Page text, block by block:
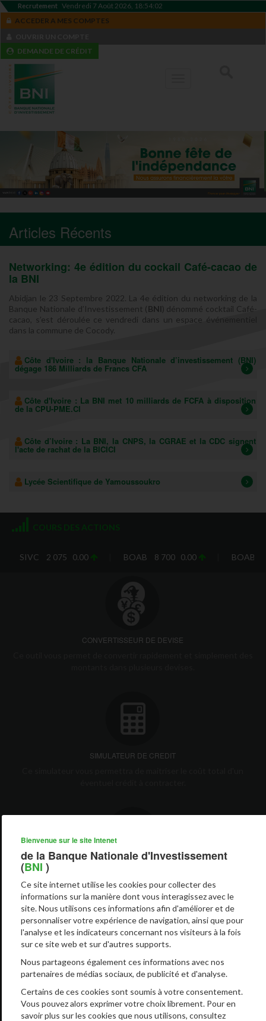
Recrutement Vendredi 7 Août 2026, 18:54:03
ACCEDER A MES COMPTES
DEMANDE DE CRÉDIT
Articles Récents
Networking: 4e édition du cockail Café-cacao de
la BNI
Abidjan le 23 Septembre 2022. La 4e édition du networking de la
Banque Nationale d’Investissement (BNI) dénommé cocktail Café-
cacao, s’est déroulée ce vendredi dans un espace événementiel
dans la commune de Cocody.
Côte d'Ivoire : la Banque Nationale d’investissement (BNI)
dégage 186 Milliards de Francs CFA
Côte d'Ivoire : La BNI met 10 milliards de FCFA à disposition
de la CPU-PME.CI
Côte d’Ivoire : La BNI, la CNPS, la CGRAE et la CDC signent
l'acte de rachat de la BICICI
Lycée Scientifique de Yamoussoukro
COURS DES ACTIONS
CONVERTISSEUR DE DEVISE
SIMULATEUR DE CREDIT
En dehors des SA et SARL, est éligible au financement toute PME
légalement constituée.
Espace de référence contenant l'ensemble des mots et groupes
de mots des termes bancaires.
Bienvenue sur le site Intenet
de la Banque Nationale d'Investissement
(BNI )
Ce site internet utilise les cookies pour collecter des
informations sur la manière dont vous interagissez avec le
site. Nous utilisons ces informations afin d'améliorer et de
personnaliser votre expérience de navigation, ainsi que pour
l'analyse et les indicateurs concernant nos visiteurs à la fois
sur ce site web et sur d'autres supports.
Nous partageons également ces informations avec nos
partenaires de médias sociaux, de publicité et d'analyse.
Certains de ces cookies sont soumis à votre consentement.
Vous pouvez alors exprimer votre choix librement. Pour en
savoir plus sur les cookies que nous utilisons, consultez